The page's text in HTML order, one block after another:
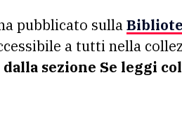
pubblicato sulla
a tutti nella
sezione Se leggi